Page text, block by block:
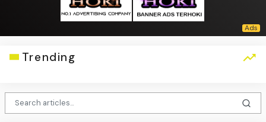
Trending